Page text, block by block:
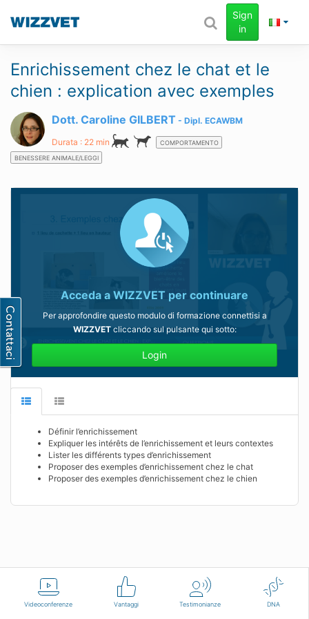
Videoconferenze Vantaggi Testimonianze DNA
Sign
in
Enrichissement chez le chat et le
chien : explication avec exemples
Dott. Caroline GILBERT Dipl. ECAWBM
Durata : 22 min
COMPORTAMENTO
BENESSERE ANIMALE/LEGGI
Acceda a WIZZVET per continuare
Per approfondire questo modulo di formazione connettisi a
WIZZVETcliccando sul pulsante qui sotto:
Login
Définir l’enrichissement
Expliquer les intérêts de l’enrichissement et leurs contextes
Lister les différents types d’enrichissement
Proposer des exemples d’enrichissement chez le chat
Proposer des exemples d’enrichissement chez le chien